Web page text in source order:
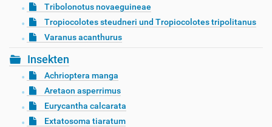
Tribolonotus novaeguineae
Tropiocolotes steudneri und Tropiocolotes tripolitanus
Varanus acanthurus
Insekten
Achrioptera manga
Aretaon asperrimus
Eurycantha calcarata
Extatosoma tiaratum